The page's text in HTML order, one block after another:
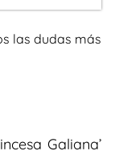
las dudas más
Galiana’